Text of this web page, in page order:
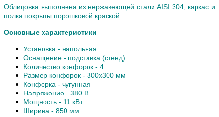
Облицовка выполнена из нержавеющей стали AISI 304, каркас и
полка покрыты порошковой краской.
Основные характеристики
Установка - напольная
Оснащение - подставка (стенд)
Количество конфорок - 4
Размер конфорок - 300х300 мм
Конфорка - чугунная
Напряжение - 380 В
Мощность - 11 кВт
Ширина - 850 мм